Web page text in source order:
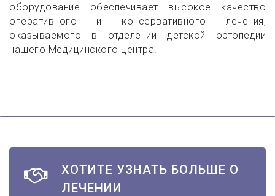
оборудование обеспечивает высокое качество
оперативного и консервативного лечения,
оказываемого в отделении детской ортопедии
нашего Медицинского центра.
ХОТИТЕ УЗНАТЬ БОЛЬШЕ О
ЛЕЧЕНИИ